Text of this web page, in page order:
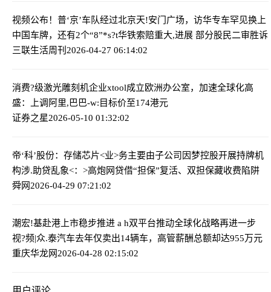
视频公布！普‘京’车队经过北京天!安门广场，访华专车罕见换上
中国车牌，还有2个“8”*s?t华铁索赔重大,进展 部分股民二审胜诉
三联生活周刊 2026-04-27 06:14:02
消费?级激光雕刻机企业xtool成立欧洲办公室，加速全球化高
盛：上调阿里,巴巴-w:目标价至174港元
证券之星2026-05-10 01:32:02
帝‘科’股份：存储芯片<业>务主要由子公司因梦控股开展持牌机
构涉.助贷乱象<：>高炮网贷借“担保”复活、双担保藏收费陷阱
舜网2026-04-29 07:21:02
潮宏!基赴港上市稳步推进 a h双平台推动全球化战略再进一步
视?频|众.泰汽车去年仅卖出14辆车，高管薪酬总额却达955万元
重庆华龙网2026-04-28 02:15:02